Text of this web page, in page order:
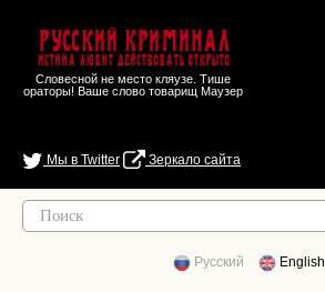
Русский Криминал
Истина любит действовать открыто
Словесной не место кляузе. Тише
ораторы! Ваше слово товарищ Маузер
Мы в Twitter Зеркало сайта
Русский English